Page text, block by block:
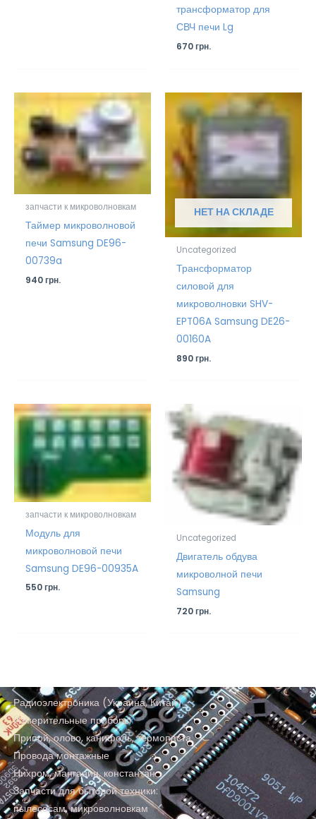
трансформатор для
СВЧ печи Lg
670грн.
запчасти к микроволновкам
Таймер микроволновой
печи Samsung DE96-
00739a
940грн.
НЕТ НА СКЛАДЕ
Uncategorized
Трансформатор
силовой для
микроволновки SHV-
EPT06A Samsung DE26-
00160A
890грн.
запчасти к микроволновкам
Модуль для
микроволновой печи
Samsung DE96-00935A
550грн.
Uncategorized
Двигатель обдува
микроволной печи
Samsung
720грн.
Радиоэлектроника (Украина, Китай)
Измерительные приборы
Припой, олово, канифоль, термопаста
Провода монтажные
Нихром, манганин, константан
Запчасти для бытовой техники:
пылесосам, микроволновкам